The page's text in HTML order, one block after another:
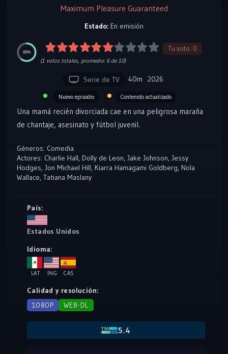
Maximum Pleasure Guaranteed
Estado: En emisión
60% Tu voto: 0
(1 votos totales, promedio: 6de 10)
Serie de TV 40m 2026
Nuevo episodio Contenido actualizado
Una mamá recién divorciada cae en una peligrosa maraña
de chantaje, asesinato y fútbol juvenil.
Géneros: Comedia
Actores: Charlie Hall, Dolly de Leon, Jake Johnson, Jessy
Hodges, Jon Michael Hill, Kiarra Hamagami Goldberg, Nola
Wallace, Tatiana Maslany
País:
Estados Unidos
Idioma:
LAT ING CAS
Calidad y resolución:
1080P
WEB-DL
5.4